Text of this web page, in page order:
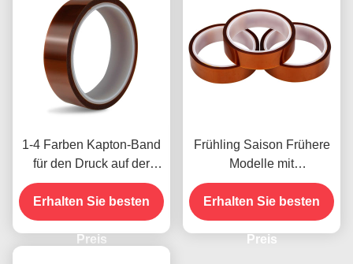
1-4 Farben Kapton-Band
für den Druck auf der
Vorderseite
Erhalten Sie besten
Preis
Frühling Saison Frühere
Modelle mit
Feuchtigkeitsbeständigke
it und 2,5N/25mm
Schälfestigkeit
Erhalten Sie besten
Preis